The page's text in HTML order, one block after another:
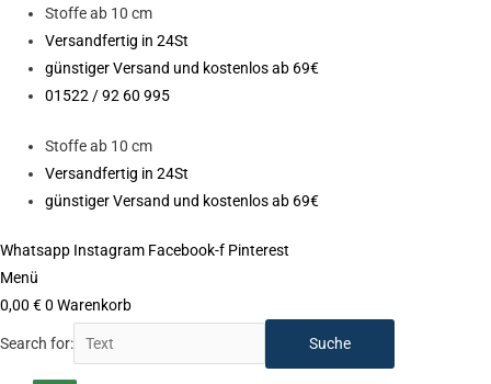
Zum
Inhalt
springen
Stoffe ab 10 cm
Versandfertig in 24St
günstiger Versand und kostenlos ab 69€
01522 / 92 60 995
Stoffe ab 10 cm
Versandfertig in 24St
günstiger Versand und kostenlos ab 69€
Whatsapp Instagram Facebook-f Pinterest
Menü
0,00 €0 Warenkorb
Search for: